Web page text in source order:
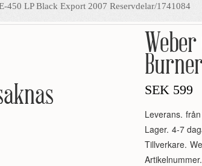
450 LP Black Export 2007 Reservdelar/1741084
SEK 599
Leverans.
Lager. 4-7
Tillverkare.
Artikelnummer.